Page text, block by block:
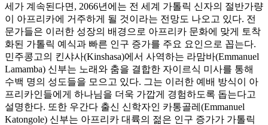
세가 계속된다면, 2066년에는 전 세계 가톨릭 신자의 절반가량
이 아프리카에 거주하게 될 것이라는 전망도 나오고 있다. 전
문가들은 이러한 성장의 배경으로 아프리카 문화에 맞게 토착
화된 가톨릭 예식과 빠른 인구 증가를 주요 요인으로 꼽는다.
민주콩고의 킨샤사(Kinshasa)에서 사역하는 라맘바(Emmanuel
Lamamba) 신부는 노래와 춤을 결합한 자이르식 미사를 통해
수백 명의 성도들을 모으고 있다. 그는 이러한 예배 방식이 아
프리카인들에게 하나님을 더욱 가깝게 경험하도록 돕는다고
설명한다. 또한 우간다 출신 신학자인 카통골레(Emmanuel
Katongole) 신부는 아프리카 대륙의 젊은 인구 증가가 가톨릭